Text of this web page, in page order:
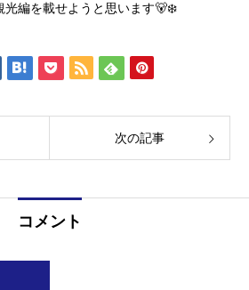
光編を載せようと思います🐻‍❄️
次の記事
コメント